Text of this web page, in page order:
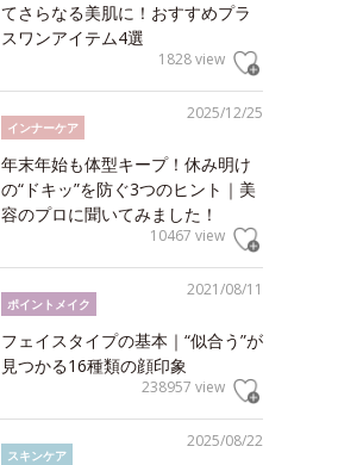
てさらなる美肌に！おすすめプラ
スワンアイテム4選
1828 view
2025/12/25
インナーケア
年末年始も体型キープ！休み明け
の“ドキッ”を防ぐ3つのヒント｜美
容のプロに聞いてみました！
10467 view
2021/08/11
ポイントメイク
フェイスタイプの基本｜“似合う”が
見つかる16種類の顔印象
238957 view
2025/08/22
スキンケア